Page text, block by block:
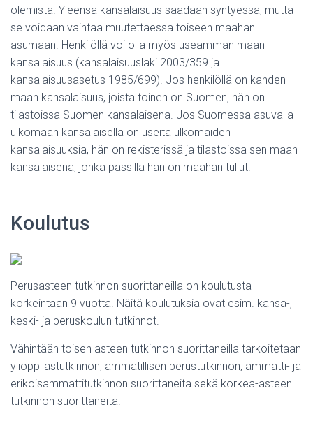
olemista. Yleensä kansalaisuus saadaan syntyessä, mutta
se voidaan vaihtaa muutettaessa toiseen maahan
asumaan. Henkilöllä voi olla myös useamman maan
kansalaisuus (kansalaisuuslaki 2003/359 ja
kansalaisuusasetus 1985/699). Jos henkilöllä on kahden
maan kansalaisuus, joista toinen on Suomen, hän on
tilastoissa Suomen kansalaisena. Jos Suomessa asuvalla
ulkomaan kansalaisella on useita ulkomaiden
kansalaisuuksia, hän on rekisterissä ja tilastoissa sen maan
kansalaisena, jonka passilla hän on maahan tullut.
Koulutus
Perusasteen tutkinnon suorittaneilla on koulutusta
korkeintaan 9 vuotta. Näitä koulutuksia ovat esim. kansa-,
keski- ja peruskoulun tutkinnot.
Vähintään toisen asteen tutkinnon suorittaneilla tarkoitetaan
ylioppilastutkinnon, ammatillisen perustutkinnon, ammatti- ja
erikoisammattitutkinnon suorittaneita sekä korkea-asteen
tutkinnon suorittaneita.